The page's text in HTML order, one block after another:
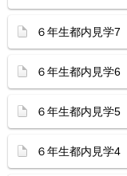
６年生都内見学7
６年生都内見学6
６年生都内見学5
６年生都内見学4